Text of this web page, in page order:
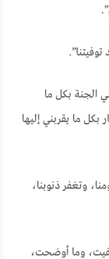
الجنة بكل ما
ما يقربني إليها
وتغفر ذنوبنا،
وما أوضحت،